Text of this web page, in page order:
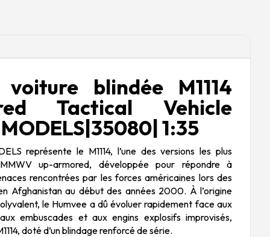
voiture blindée M1114
Tactical Vehicle
1:35
représente le M1114, l’une des versions les plus
up-armored, développée pour répondre à
rencontrées par les forces américaines lors des
Afghanistan au début des années 2000. À l’origine
le Humvee a dû évoluer rapidement face aux
embuscades et aux engins explosifs improvisés,
doté d’un blindage renforcé de série.